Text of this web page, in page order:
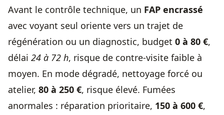
Avant le contrôle technique, un FAP encrassé
avec voyant seul oriente vers un trajet de
régénération ou un diagnostic, budget 0 à 80 €,
délai 24 à 72 h, risque de contre-visite faible à
moyen. En mode dégradé, nettoyage forcé ou
atelier, 80 à 250 €, risque élevé. Fumées
anormales : réparation prioritaire, 150 à 600 €,